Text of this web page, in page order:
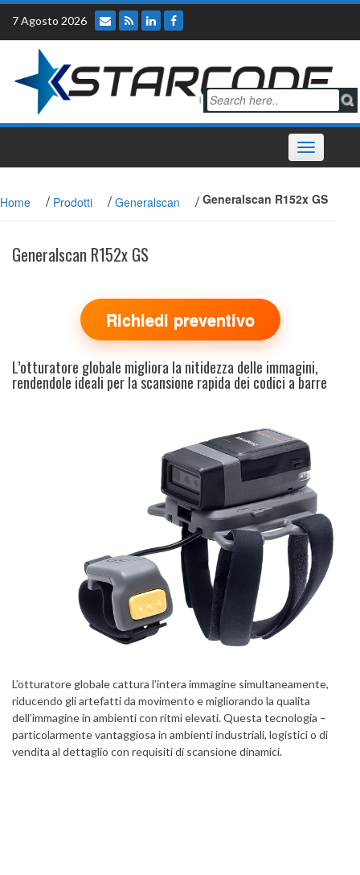
Skip
content
7 Agosto 2026
Toggle
navigation
Home / Prodotti / Generalscan / Generalscan R152x GS
Generalscan R152x GS
Richiedi preventivo
L’otturatore globale migliora la nitidezza delle immagini,
rendendole ideali per la scansione rapida dei codici a barre
L’otturatore globale cattura l’intera immagine simultaneamente,
riducendo gli artefatti da movimento e migliorando la qualita
dell’immagine in ambienti con ritmi elevati. Questa tecnologia –
particolarmente vantaggiosa in ambienti industriali, logistici o di
vendita al dettaglio con requisiti di scansione dinamici.